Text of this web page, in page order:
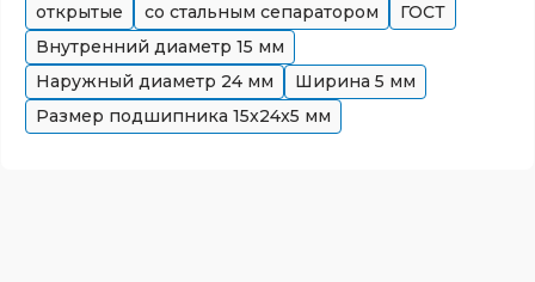
открытые
со стальным сепаратором
ГОСТ
Внутренний диаметр 15 мм
Наружный диаметр 24 мм Ширина 5 мм
Размер подшипника 15x24x5 мм